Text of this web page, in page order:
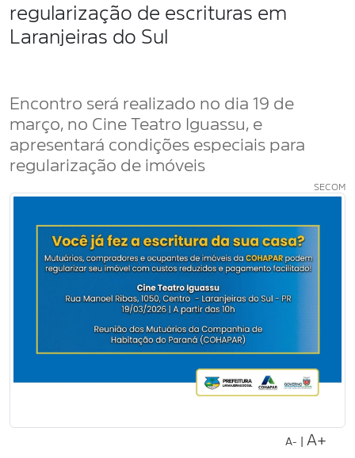
regularização de escrituras em
Laranjeiras do Sul
Encontro será realizado no dia 19 de
março, no Cine Teatro Iguassu, e
apresentará condições especiais para
regularização de imóveis
SECOM
A- A+